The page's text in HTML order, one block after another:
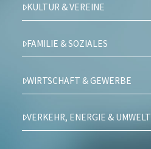
KULTUR & VEREINE
FAMILIE & SOZIALES
WIRTSCHAFT & GEWERBE
VERKEHR, ENERGIE & UMWELT